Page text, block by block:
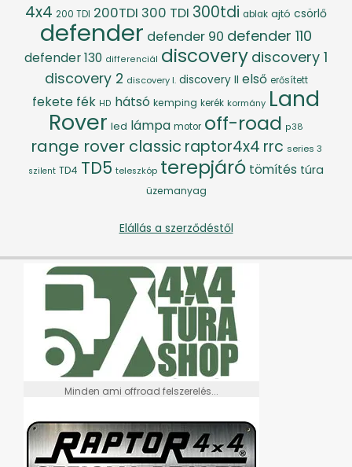
4x4 200 TDI 200TDI 300 TDI 300tdi ablak ajtó csörlő
defender defender 90 defender 110
defender 130 differenciál discovery discovery 1
discovery 2 discovery I. discovery II első erősített
fekete fék HD hátsó kemping kerék kormány Land
Rover led lámpa motor off-road p38
range rover classic raptor4x4 rrc series 3
szilent TD4 TD5 teleszkóp terepjáró tömítés túra
üzemanyag
Elállás a szerződéstől
Minden ami offroad felszerelés...